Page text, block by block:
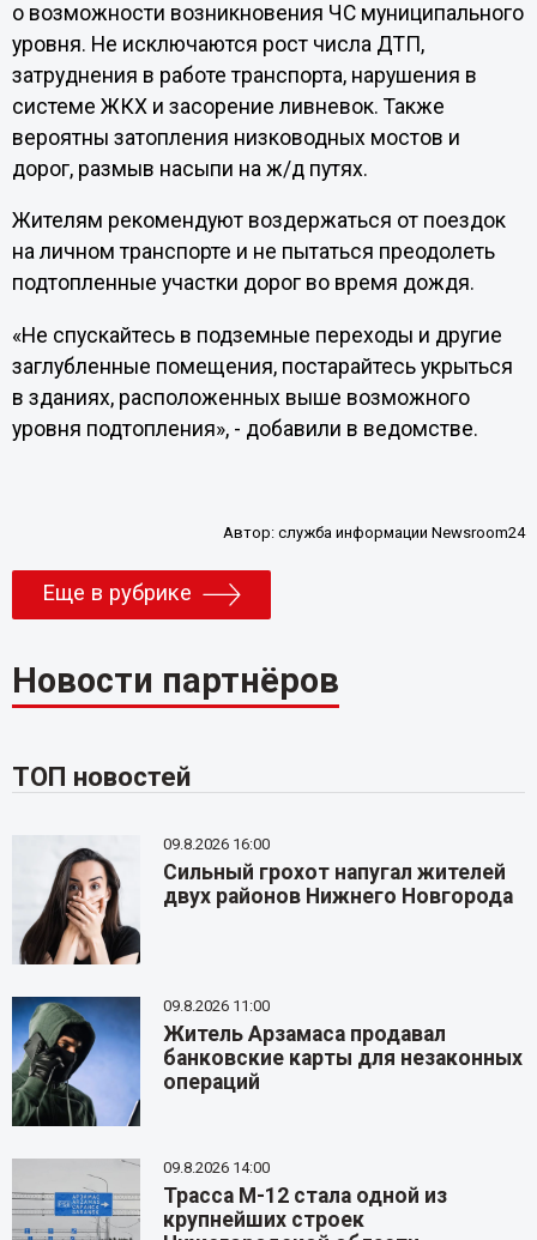
о возможности возникновения ЧС муниципального
уровня. Не исключаются рост числа ДТП,
затруднения в работе транспорта, нарушения в
системе ЖКХ и засорение ливневок. Также
вероятны затопления низководных мостов и
дорог, размыв насыпи на ж/д путях.
Жителям рекомендуют воздержаться от поездок
на личном транспорте и не пытаться преодолеть
подтопленные участки дорог во время дождя.
«Не спускайтесь в подземные переходы и другие
заглубленные помещения, постарайтесь укрыться
в зданиях, расположенных выше возможного
уровня подтопления», - добавили в ведомстве.
Автор:служба информации Newsroom24
Еще в рубрике
Новости партнёров
ТОП новостей
09.8.2026 16:00
Сильный грохот напугал жителей
двух районов Нижнего Новгорода
09.8.2026 11:00
Житель Арзамаса продавал
банковские карты для незаконных
операций
09.8.2026 14:00
Трасса М-12 стала одной из
крупнейших строек